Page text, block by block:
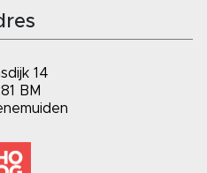
14
BM